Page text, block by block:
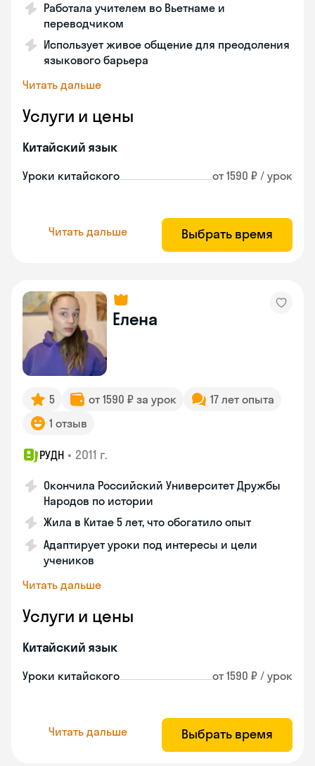
Работала учителем во Вьетнаме и
переводчиком
Использует живое общение для преодоления
языкового барьера
Читать дальше
Услуги и цены
Китайский язык
Уроки китайского от 1590 ₽ / урок
Читать дальше Выбрать время
Елена
5 от 1590 ₽ за урок
17 лет опыта
1 отзыв
РУДН • 2011 г.
Окончила Российский Университет Дружбы
Народов по истории
Жила в Китае 5 лет, что обогатило опыт
Адаптирует уроки под интересы и цели
учеников
Читать дальше
Услуги и цены
Китайский язык
Уроки китайского от 1590 ₽ / урок
Читать дальше Выбрать время